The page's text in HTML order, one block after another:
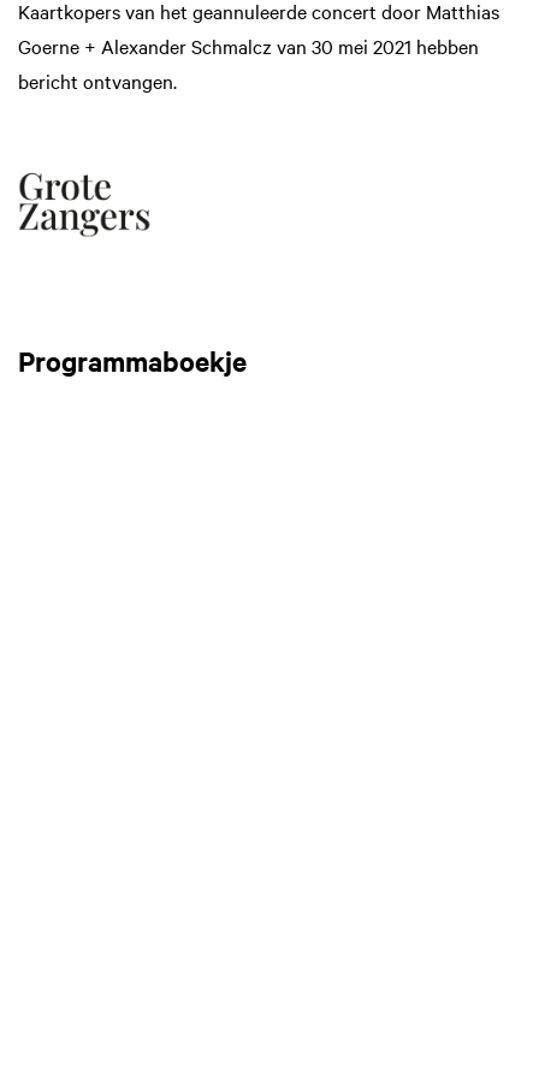
Kaartkopers van het geannuleerde concert door Matthias
Goerne + Alexander Schmalcz van 30 mei 2021 hebben
bericht ontvangen.
Programmaboekje